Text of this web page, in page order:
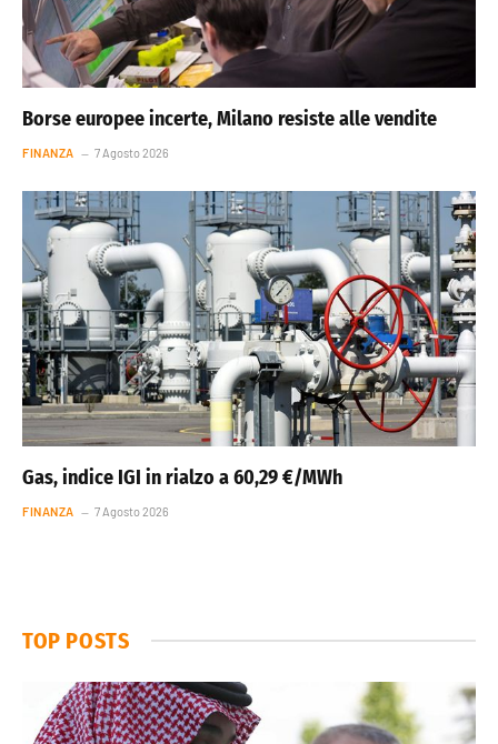
Borse europee incerte, Milano resiste alle vendite
FINANZA 7 Agosto 2026
Gas, indice IGI in rialzo a 60,29 €/MWh
FINANZA 7 Agosto 2026
TOP POSTS